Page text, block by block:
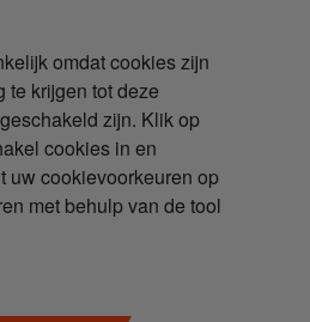
omdat cookies zijn
te krijgen tot deze
zijn. Klik op
cookies in en
uw cookievoorkeuren op
met behulp van de tool